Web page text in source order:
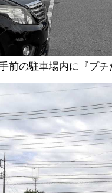
前の駐車場内に『プチ